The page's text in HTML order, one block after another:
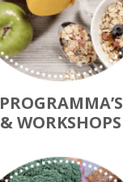
PROGRAMMA’S
& WORKSHOPS